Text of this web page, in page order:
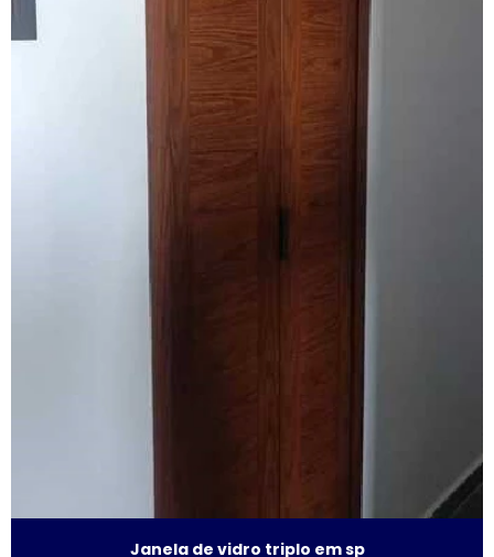
Fabricante de portas e janelas de alumínio
Fornecedor de esquadrias de alto padrão
Fornecedor de esquadrias de alumínio
Fornecedor de janela sobreposta
Janela de vidro triplo em sp